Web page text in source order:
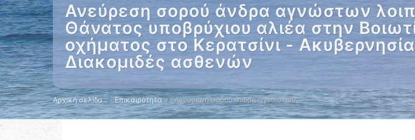
Ανεύρεση σορού άνδρα αγνώστων
Θάνατος υποβρύχιου αλιέα στην
οχήματος στο Κερατσίνι -
Διακομιδές ασθενών
Αρχική σελίδα Επικαιρότητα Ανεύρεση σορού άνδρα αγνώστων …